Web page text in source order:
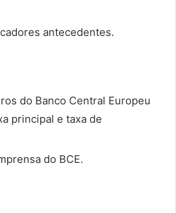
antecedentes.
do Banco Central Europeu
principal e taxa de
do BCE.